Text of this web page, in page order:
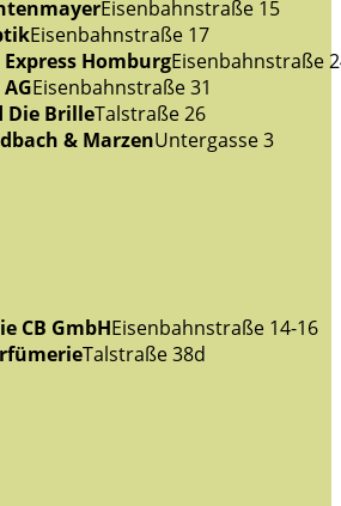
Eisenbahnstraße 15
Eisenbahnstraße 17
HomburgEisenbahnstraße
Eisenbahnstraße 31
BrilleTalstraße 26
& MarzenUntergasse 3
CB GmbHEisenbahnstraße 14-16
Talstraße 38d